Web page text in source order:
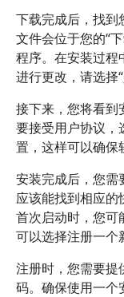
下载完成后，找到
文件会位于您的“
程序。在安装过程
进行更改，请选择“
接下来，您将看到
要接受用户协议，
置，这样可以确保
安装完成后，您需
应该能找到相应的
首次启动时，您可
可以选择注册一个
注册时，您需要提
码。确保使用一个